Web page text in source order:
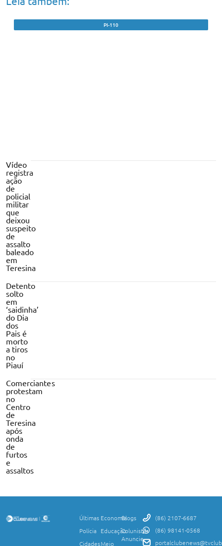
PI-110
Vídeo
registra
ação
de
policial
militar
que
deixou
suspeito
de
assalto
baleado
em
Teresina
Detento
solto
em
‘saidinha’
do Dia
dos
Pais é
morto
a tiros
no
Piauí
Comerciantes
protestam
no
Centro
de
Teresina
após
onda
de
furtos
e
assaltos
Últimas
Polícia
Cidades
Economia
Educação
Meio
Blogs
Colunistas
Anuncie
(86) 2107-6687
(86) 98141-0568